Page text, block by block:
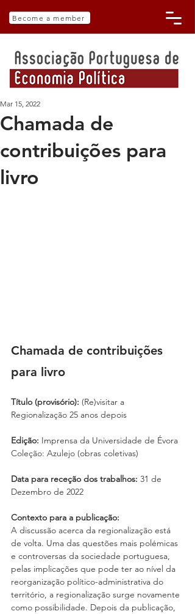
Become a member
Chamada de
contribuições para
livro
Mar 15, 2022
Chamada de contribuições
para livro
Título (provisório): (Re)visitar a
Regionalização 25 anos depois
Edição: Imprensa da Universidade de Évora
Coleção: Azulejo (obras coletivas)
Data para receção dos trabalhos: 31 de
Dezembro de 2022
Contexto para a publicação:
A discussão acerca da regionalização está
de volta. Uma das questões mais polémicas
e controversas da sociedade portuguesa,
pelas implicações que pode ter ao nível da
reorganização político-administrativa do
território, a regionalização surge novamente
como possibilidade. Depois da publicação,